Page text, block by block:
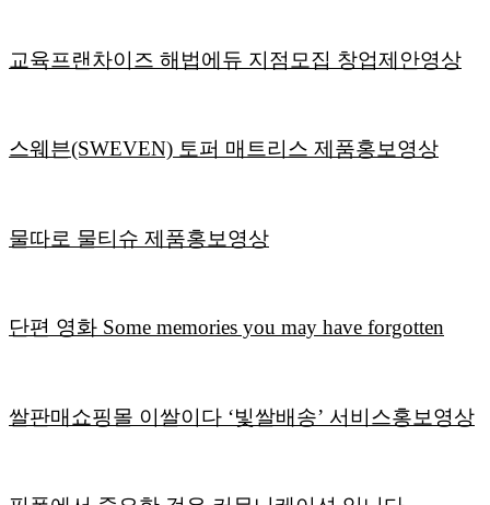
교육프랜차이즈 해법에듀 지점모집 창업제안영상
스웨븐(SWEVEN) 토퍼 매트리스 제품홍보영상
물따로 물티슈 제품홍보영상
단편 영화 Some memories you may have forgotten
쌀판매쇼핑몰 이쌀이다 ‘빛쌀배송’ 서비스홍보영상